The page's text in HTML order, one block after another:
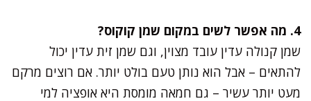
4. מה אפשר לשים במקום שמן קוקוס?
שמן קנולה עדין עובד מצוין, וגם שמן זית עדין יכול
להתאים – אבל הוא נותן טעם בולט יותר. אם רוצים מרקם
מעט יותר עשיר – גם חמאה מומסת היא אופציה למי